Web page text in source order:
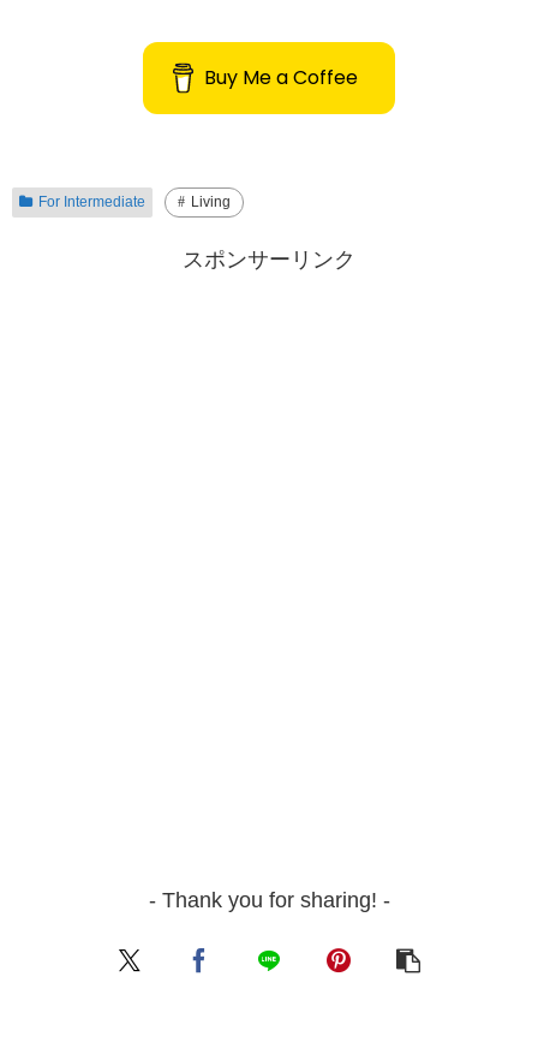
Buy Me a Coffee
For Intermediate Living
スポンサーリンク
- Thank you for sharing! -